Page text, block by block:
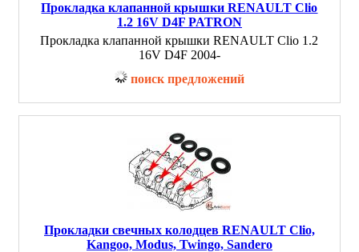
Прокладка клапанной крышки RENAULT Clio
1.2 16V D4F PATRON
Прокладка клапанной крышки RENAULT Clio 1.2
16V D4F 2004-
поиск предложений
Прокладки свечных колодцев RENAULT Clio,
Kangoo, Modus, Twingo, Sandero